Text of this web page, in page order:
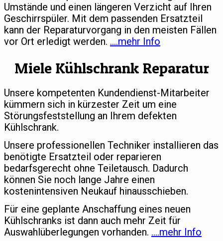
Umstände und einen längeren Verzicht auf Ihren
Geschirrspüler. Mit dem passenden Ersatzteil
kann der Reparaturvorgang in den meisten Fällen
vor Ort erledigt werden. ….mehr Info
Miele Kühlschrank Reparatur
Unsere kompetenten Kundendienst-Mitarbeiter
kümmern sich in kürzester Zeit um eine
Störungsfeststellung an Ihrem defekten
Kühlschrank.
Unsere professionellen Techniker installieren das
benötigte Ersatzteil oder reparieren
bedarfsgerecht ohne Teiletausch. Dadurch
können Sie noch lange Jahre einen
kostenintensiven Neukauf hinausschieben.
Für eine geplante Anschaffung eines neuen
Kühlschranks ist dann auch mehr Zeit für
Auswahlüberlegungen vorhanden. ….mehr Info